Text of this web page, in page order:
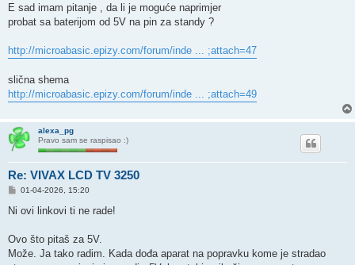
E sad imam pitanje , da li je moguće naprimjer
probat sa baterijom od 5V na pin za standy ?
http://microabasic.epizy.com/forum/inde ... ;attach=47
slična shema
http://microabasic.epizy.com/forum/inde ... ;attach=49
alexa_pg
Pravo sam se raspisao :)
Re: VIVAX LCD TV 3250
P
s
01-04-2026, 15:20
Ni ovi linkovi ti ne rade!
Ovo što pitaš za 5V.
Može. Ja tako radim. Kada dođa aparat na popravku kome je stradao